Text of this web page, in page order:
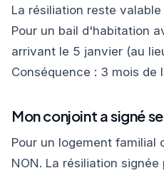
La résiliation reste
Pour un bail d'habitation
arrivant le 5 janvier (au
Conséquence : 3 mois de
Mon conjoint a signé
Pour un logement familial
NON. La résiliation